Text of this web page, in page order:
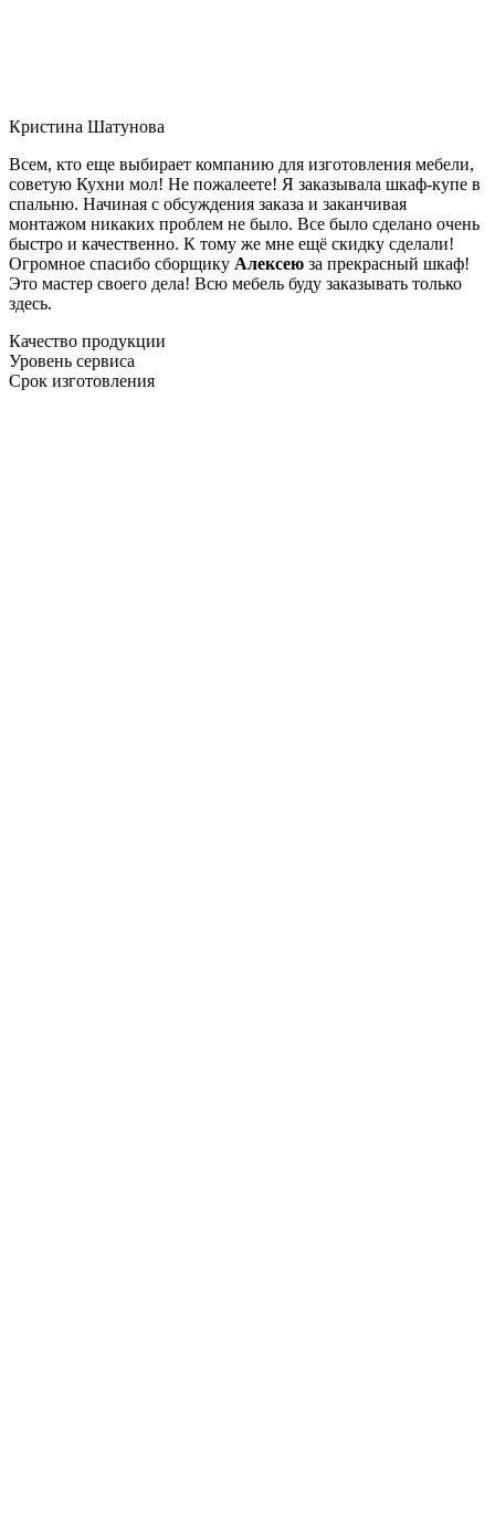
Кристина Шатунова
Всем, кто еще выбирает компанию для изготовления мебели,
советую Кухни мол! Не пожалеете! Я заказывала шкаф-купе в
спальню. Начиная с обсуждения заказа и заканчивая
монтажом никаких проблем не было. Все было сделано очень
быстро и качественно. К тому же мне ещё скидку сделали!
Огромное спасибо сборщику Алексею за прекрасный шкаф!
Это мастер своего дела! Всю мебель буду заказывать только
здесь.
Качество продукции
Уровень сервиса
Срок изготовления